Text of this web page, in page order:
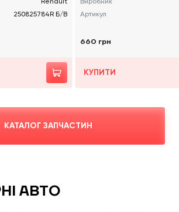
250825784R Б/В
Артикул
660 грн
КУПИТИ
КАТАЛОГ ЗАПЧАСТИН
АВТО